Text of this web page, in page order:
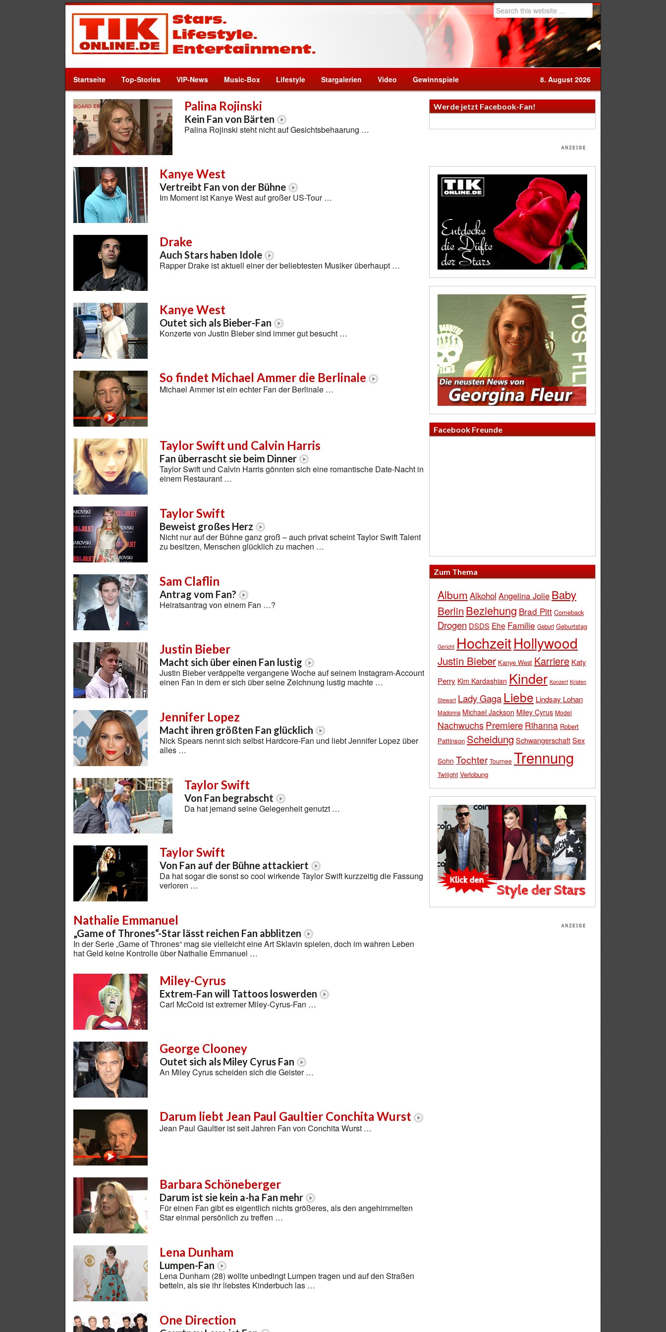
Startseite Top-Stories VIP-News Music-Box Lifestyle Stargalerien Video Gewinnspiele 8. August 2026
Palina Rojinski
Kein Fan von Bärten
Palina Rojinski steht nicht auf Gesichtsbehaarung …
Kanye West
Vertreibt Fan von der Bühne
Im Moment ist Kanye West auf großer US-Tour …
Drake
Auch Stars haben Idole
Rapper Drake ist aktuell einer der beliebtesten Musiker überhaupt …
Kanye West
Outet sich als Bieber-Fan
Konzerte von Justin Bieber sind immer gut besucht …
So findet Michael Ammer die Berlinale
Michael Ammer ist ein echter Fan der Berlinale …
Taylor Swift und Calvin Harris
Fan überrascht sie beim Dinner
Taylor Swift und Calvin Harris gönnten sich eine romantische Date-Nacht in
einem Restaurant …
Taylor Swift
Beweist großes Herz
Nicht nur auf der Bühne ganz groß – auch privat scheint Taylor Swift Talent
zu besitzen, Menschen glücklich zu machen …
Sam Claflin
Antrag vom Fan?
Heiratsantrag von einem Fan …?
Justin Bieber
Macht sich über einen Fan lustig
Justin Bieber veräppelte vergangene Woche auf seinem Instagram-Account
einen Fan in dem er sich über seine Zeichnung lustig machte …
Jennifer Lopez
Macht ihren größten Fan glücklich
Nick Spears nennt sich selbst Hardcore-Fan und liebt Jennifer Lopez über
alles …
Taylor Swift
Von Fan begrabscht
Da hat jemand seine Gelegenheit genutzt …
Taylor Swift
Von Fan auf der Bühne attackiert
Da hat sogar die sonst so cool wirkende Taylor Swift kurzzeitig die Fassung
verloren …
Nathalie Emmanuel
„Game of Thrones“-Star lässt reichen Fan abblitzen
In der Serie „Game of Thrones“ mag sie vielleicht eine Art Sklavin spielen, doch im wahren Leben
hat Geld keine Kontrolle über Nathalie Emmanuel …
Miley-Cyrus
Extrem-Fan will Tattoos loswerden
Carl McCoid ist extremer Miley-Cyrus-Fan …
George Clooney
Outet sich als Miley Cyrus Fan
An Miley Cyrus scheiden sich die Geister …
Darum liebt Jean Paul Gaultier Conchita Wurst
Jean Paul Gaultier ist seit Jahren Fan von Conchita Wurst …
Barbara Schöneberger
Darum ist sie kein a-ha Fan mehr
Für einen Fan gibt es eigentlich nichts größeres, als den angehimmelten
Star einmal persönlich zu treffen …
Lena Dunham
Lumpen-Fan
Lena Dunham (28) wollte unbedingt Lumpen tragen und auf den Straßen
betteln, als sie ihr liebstes Kinderbuch las …
One Direction
Werde jetzt Facebook-Fan!
Facebook Freunde
Zum Thema
Album Alkohol Angelina Jolie Baby
Berlin Beziehung Brad Pitt Comeback
Drogen DSDS Ehe Familie Geburt Geburtstag
Gericht HochzeitHollywood
Justin Bieber Kanye West Karriere Katy
Perry Kim Kardashian Kinder Konzert Kristen
Stewart Lady Gaga Liebe Lindsay Lohan
Madonna Michael Jackson Miley Cyrus Model
Nachwuchs Premiere Rihanna Robert
Pattinson Scheidung SchwangerschaftSex
Sohn Tochter Tournee Trennung
Twilight Verlobung